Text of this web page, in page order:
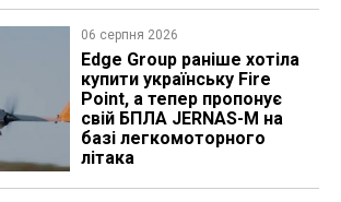
06 серпня 2026
Edge Group раніше хотіла
купити українську Fire
Point, а тепер пропонує
свій БПЛА JERNAS-M на
базі легкомоторного
літака